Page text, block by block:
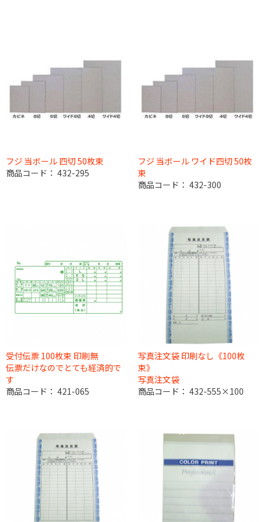
フジ 当ボール 四切 50枚束
商品コード： 432-295
フジ 当ボール ワイド四切 50枚
束
商品コード： 432-300
受付伝票 100枚束 印刷無
伝票だけなのでとても経済的で
す
商品コード： 421-065
写真注文袋 印刷なし《100枚
束》
写真注文袋
商品コード： 432-555×100